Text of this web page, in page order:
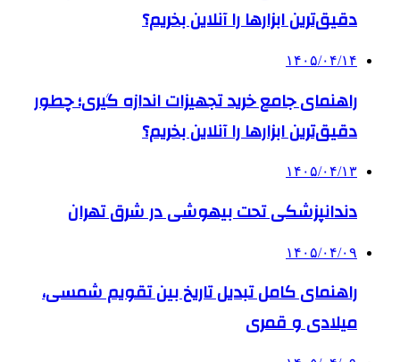
دقیق‌ترین ابزارها را آنلاین بخریم؟
۱۴۰۵/۰۴/۱۴
راهنمای جامع خرید تجهیزات اندازه گیری؛ چطور
دقیق‌ترین ابزارها را آنلاین بخریم؟
۱۴۰۵/۰۴/۱۳
دندانپزشکی تحت بیهوشی در شرق تهران
۱۴۰۵/۰۴/۰۹
راهنمای کامل تبدیل تاریخ بین تقویم شمسی،
میلادی و قمری